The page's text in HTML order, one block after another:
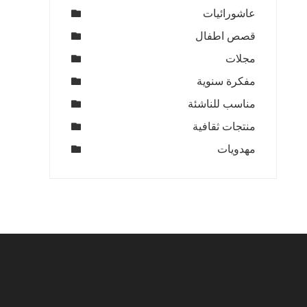
عاشورائيات
قصص اطفال
مجلات
مفكرة سنوية
مناسب للناشئة
منتجات ثقافية
مهدويات